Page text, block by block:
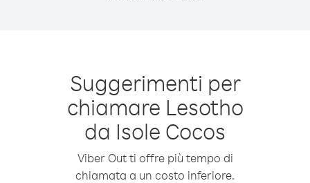
Suggerimenti per
chiamare Lesotho
da Isole Cocos
Viber Out ti offre più tempo di
chiamata a un costo inferiore.